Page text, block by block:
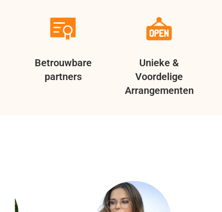
Betrouwbare
partners
Unieke &
Voordelige
Arrangementen